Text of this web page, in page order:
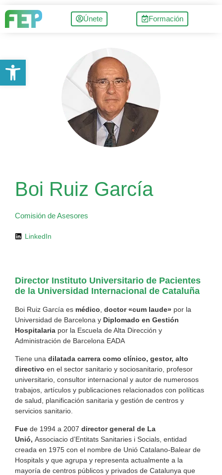
Únete Formación
Boi Ruiz García
Comisión de Asesores
LinkedIn
Director Instituto Universitario de Pacientes
de la Universidad Internacional de Cataluña
Boi Ruiz García es médico doctor «cum laude» por la
Universidad de Barcelona y Diplomado en Gestión
Hospitalaria por la Escuela de Alta Dirección y
Administración de Barcelona EADA
Tiene una dilatada carrera como clínico, gestor, alto
directivo en el sector sanitario y sociosanitario, profesor
universitario, consultor internacional y autor de numerosos
trabajos, artículos y publicaciones relacionados con políticas
de salud, planificación sanitaria y gestión de centros y
servicios sanitario.
Fue de 1994 a 2007 director general de La
Unió, Associacio d’Entitats Sanitaries i Socials, entidad
creada en 1975 con el nombre de Unió Catalano-Balear de
Hospitals y que agrupa y representa actualmente a la
mayoría de centros públicos y privados de Catalunya que
Abrir barra de herramientas